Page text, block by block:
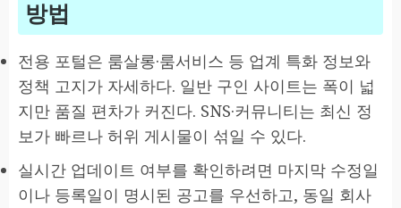
방법
전용 포털은 룸살롱·룸서비스 등 업계 특화 정보와
정책 고지가 자세하다. 일반 구인 사이트는 폭이 넓
지만 품질 편차가 커진다. SNS·커뮤니티는 최신 정
보가 빠르나 허위 게시물이 섞일 수 있다.
실시간 업데이트 여부를 확인하려면 마지막 수정일
이나 등록일이 명시된 공고를 우선하고, 동일 회사